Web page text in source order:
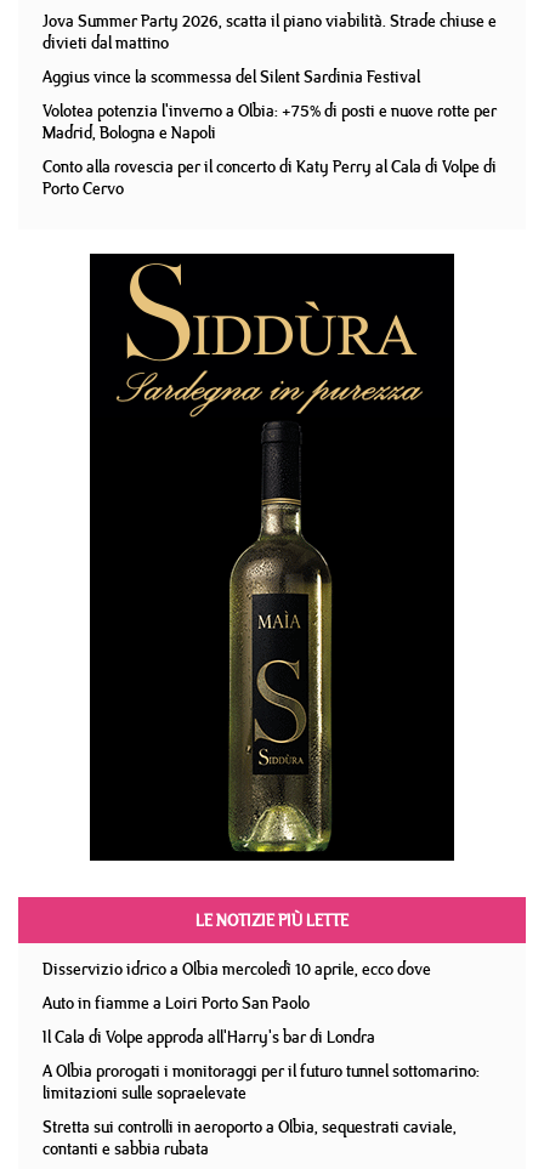
Jova Summer Party 2026, scatta il piano viabilità. Strade chiuse e
divieti dal mattino
Aggius vince la scommessa del Silent Sardinia Festival
Volotea potenzia l'inverno a Olbia: +75% di posti e nuove rotte per
Madrid, Bologna e Napoli
Conto alla rovescia per il concerto di Katy Perry al Cala di Volpe di
Porto Cervo
LE NOTIZIE PIÙ LETTE
Disservizio idrico a Olbia mercoledì 10 aprile, ecco dove
Auto in fiamme a Loiri Porto San Paolo
Il Cala di Volpe approda all'Harry's bar di Londra
A Olbia prorogati i monitoraggi per il futuro tunnel sottomarino:
limitazioni sulle sopraelevate
Stretta sui controlli in aeroporto a Olbia, sequestrati caviale,
contanti e sabbia rubata